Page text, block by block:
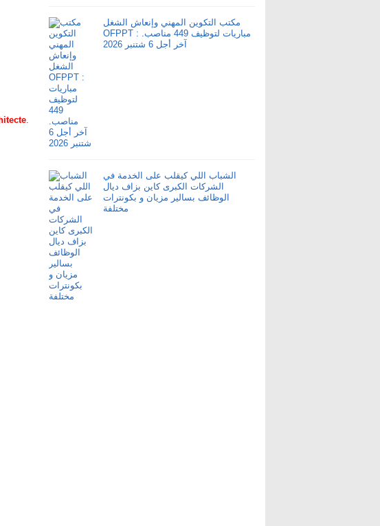
.
مكتب التكوين المهني وإنعاش الشغل
OFPPT : مباريات لتوظيف 449 مناصب.
آخر أجل 6 شتنبر 2026
الشباب اللي كيقلب على الخدمة في
الشركات الكبرى كاين بزاف ديال
الوظائف بسالير مزيان و بكونترات
مختلفة